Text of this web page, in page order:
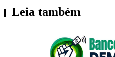
Leia também